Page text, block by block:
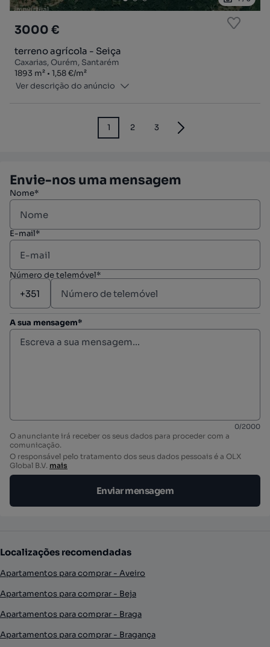
3000 €
terreno agrícola - Seiça
Caxarias, Ourém, Santarém
Zona
1893 m²
Preço por metro quadrado
1,58 €/m²
Ver descrição do anúncio
1 2 3
Envie-nos uma mensagem
Nome*
E-mail*
Número de telemóvel*
A sua mensagem*
0/2000
O anunciante irá receber os seus dados para proceder com a
comunicação.
O responsável pelo tratamento dos seus dados pessoais é a OLX
Global B.V. mais
Enviar mensagem
Localizações recomendadas
Apartamentos para comprar - Aveiro
Apartamentos para comprar - Beja
Apartamentos para comprar - Braga
Apartamentos para comprar - Bragança